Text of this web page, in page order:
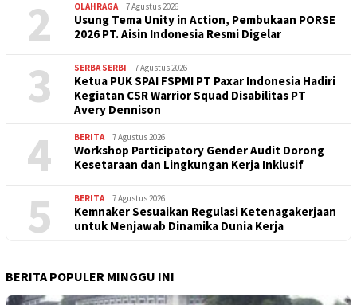
2 OLAHRAGA 7 Agustus 2026
Usung Tema Unity in Action, Pembukaan PORSE
2026 PT. Aisin Indonesia Resmi Digelar
3 SERBA SERBI 7 Agustus 2026
Ketua PUK SPAI FSPMI PT Paxar Indonesia Hadiri
Kegiatan CSR Warrior Squad Disabilitas PT
Avery Dennison
4 BERITA 7 Agustus 2026
Workshop Participatory Gender Audit Dorong
Kesetaraan dan Lingkungan Kerja Inklusif
5 BERITA 7 Agustus 2026
Kemnaker Sesuaikan Regulasi Ketenagakerjaan
untuk Menjawab Dinamika Dunia Kerja
BERITA POPULER MINGGU INI